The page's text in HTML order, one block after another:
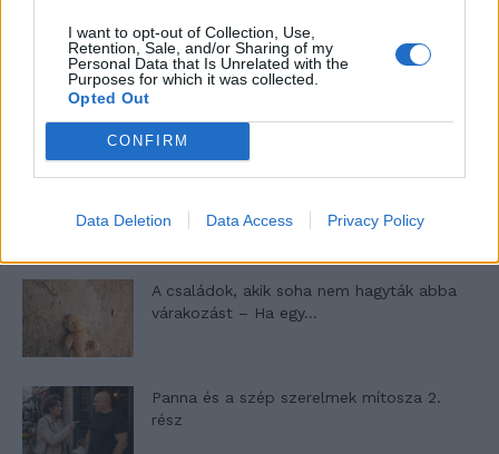
I want to opt-out of Collection, Use,
Retention, Sale, and/or Sharing of my
Personal Data that Is Unrelated with the
Purposes for which it was collected.
Opted Out
CONFIRM
Data Deletion Data Access Privacy Policy
10 tanács, ha jobban akarod érezni magad
Egy ház, amely a tengerre és a fényre
A családok, akik soha nem hagyták abba
várakozást – Ha egy...
Panna és a szép szerelmek mítosza 2.
rész